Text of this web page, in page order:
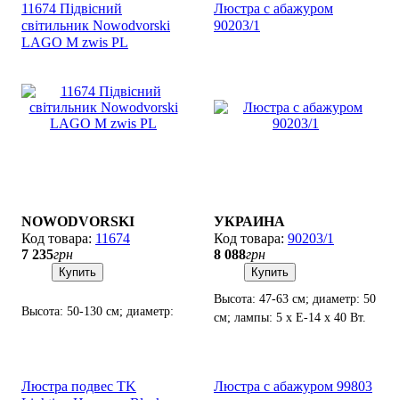
11674 Підвісний
світильник Nowodvorski
LAGO M zwis PL
NOWODVORSKI
11674
7 235грн
Купить
Высота: 50-130 см; диаметр:
Люстра с абажуром
90203/1
УКРАИНА
90203/1
8 088грн
Купить
Высота: 47-63 см; диаметр: 50
см; лампы: 5 х Е-14 х 40 Вт.
Люстра подвес TK
Люстра с абажуром 99803